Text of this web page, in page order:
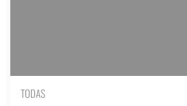
TODAS